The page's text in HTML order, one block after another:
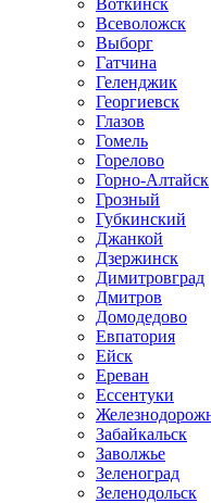
Воткинск
Всеволожск
Выборг
Гатчина
Геленджик
Георгиевск
Глазов
Гомель
Горелово
Горно-Алтайск
Грозный
Губкинский
Джанкой
Дзержинск
Димитровград
Дмитров
Домодедово
Евпатория
Ейск
Ереван
Ессентуки
Забайкальск
Заволжье
Зеленоград
Зеленодольск